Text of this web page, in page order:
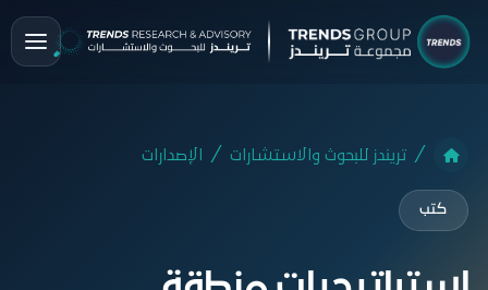
تريندز للبحوث والاستشارات الإصدارات
كتب